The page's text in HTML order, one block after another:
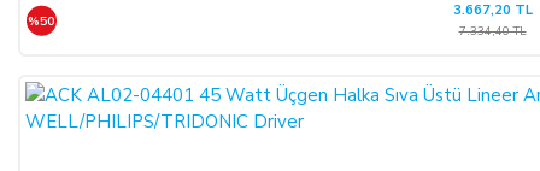
%50
3.667,20 TL
7.334,40 TL